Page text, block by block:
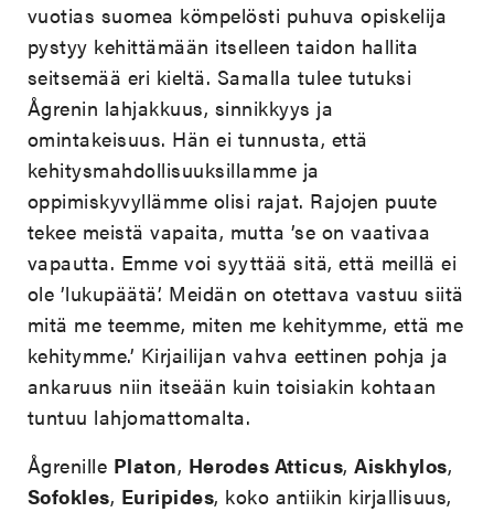
vuotias suomea kömpelösti puhuva opiskelija
pystyy kehittämään itselleen taidon hallita
seitsemää eri kieltä. Samalla tulee tutuksi
Ågrenin lahjakkuus, sinnikkyys ja
omintakeisuus. Hän ei tunnusta, että
kehitysmahdollisuuksillamme ja
oppimiskyvyllämme olisi rajat. Rajojen puute
tekee meistä vapaita, mutta ’se on vaativaa
vapautta. Emme voi syyttää sitä, että meillä ei
ole ’lukupäätä’. Meidän on otettava vastuu siitä
mitä me teemme, miten me kehitymme, että me
kehitymme.’ Kirjailijan vahva eettinen pohja ja
ankaruus niin itseään kuin toisiakin kohtaan
tuntuu lahjomattomalta.
Ågrenille Platon, Herodes Atticus,Aiskhylos,
Sofokles, Euripides, koko antiikin kirjallisuus,